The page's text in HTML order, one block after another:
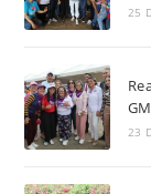
25
23